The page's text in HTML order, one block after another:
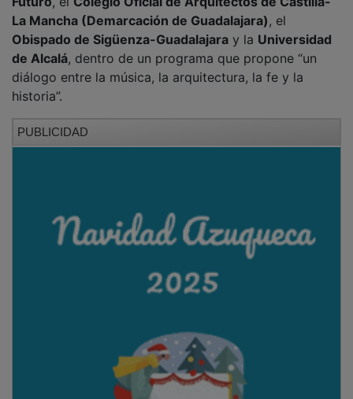
La Mancha (Demarcación de Guadalajara), el
Obispado de Sigüenza-Guadalajaray laUniversidad
de Alcalá, dentro de un programa que propone “un
diálogo entre la música, la arquitectura, la fe y la
historia”.